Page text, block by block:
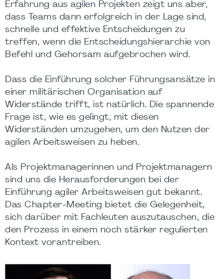
Erfahrung aus agilen Projekten zeigt uns aber,
dass Teams dann erfolgreich in der Lage sind,
schnelle und effektive Entscheidungen zu
treffen, wenn die Entscheidungshierarchie von
Befehl und Gehorsam aufgebrochen wird.
Dass die Einführung solcher Führungsansätze in
einer militärischen Organisation auf
Widerstände trifft, ist natürlich. Die spannende
Frage ist, wie es gelingt, mit diesen
Widerständen umzugehen, um den Nutzen der
agilen Arbeitsweisen zu heben.
Als Projektmanagerinnen und Projektmanagern
sind uns die Herausforderungen bei der
Einführung agiler Arbeitsweisen gut bekannt.
Das Chapter-Meeting bietet die Gelegenheit,
sich darüber mit Fachleuten auszutauschen, die
den Prozess in einem noch stärker regulierten
Kontext vorantreiben.